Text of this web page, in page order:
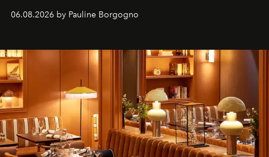
06.08.2026 by Pauline Borgogno